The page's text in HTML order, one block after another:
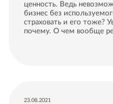
ценность. Ведь
бизнес без
страховать и его тоже?
почему. О чем вообще
23.08.2021